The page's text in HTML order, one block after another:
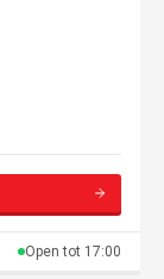
Open tot 17:00